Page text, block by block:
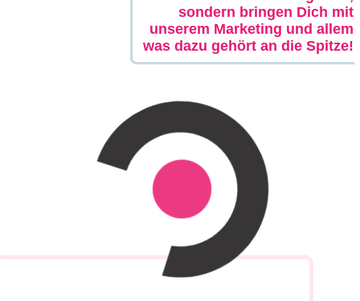
sondern bringen Dich mit
unserem Marketing und allem
was dazu gehört an die Spitze!